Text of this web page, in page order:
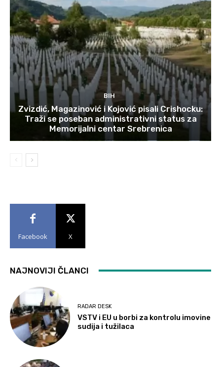
BIH
Zvizdić, Magazinović i Kojović pisali Crishocku:
Traži se poseban administrativni status za
Memorijalni centar Srebrenica
Facebook X
NAJNOVIJI ČLANCI
RADAR DESK
VSTV i EU u borbi za kontrolu imovine
sudija i tužilaca